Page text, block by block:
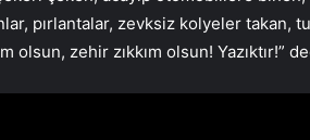
pırlantalar, zevksiz kolyeler takan,
olsun, zehir zıkkım olsun! Yazıktır!”